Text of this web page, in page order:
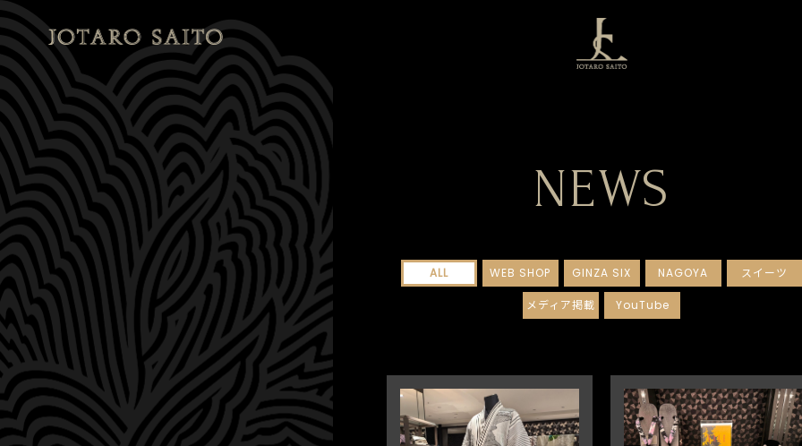
NEWS
ALL WEB SHOP GINZA SIX NAGOYA スイーツ
メディア掲載 YouTube